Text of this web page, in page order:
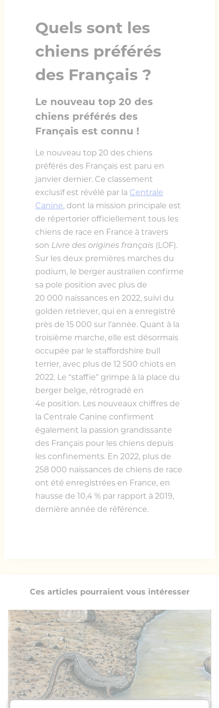
Quels sont les
chiens préférés
des Français ?
Le nouveau top 20 des
chiens préférés des
Français est connu !
Le nouveau top 20 des chiens
préférés des Français est paru en
janvier dernier. Ce classement
exclusif est révélé par la Centrale
Canine, dont la mission principale est
de répertorier officiellement tous les
chiens de race en France à travers
son Livre des origines français (LOF).
Sur les deux premières marches du
podium, le berger australien confirme
sa pole position avec plus de
20 000 naissances en 2022, suivi du
golden retriever, qui en a enregistré
près de 15 000 sur l’année. Quant à la
troisième marche, elle est désormais
occupée par le staffordshire bull
terrier, avec plus de 12 500 chiots en
2022. Le “staffie” grimpe à la place du
berger belge, rétrogradé en
4e position. Les nouveaux chiffres de
la Centrale Canine confirment
également la passion grandissante
des Français pour les chiens depuis
les confinements. En 2022, plus de
258 000 naissances de chiens de race
ont été enregistrées en France, en
hausse de 10,4 % par rapport à 2019,
dernière année de référence.
Ces articles pourraient vous intéresser